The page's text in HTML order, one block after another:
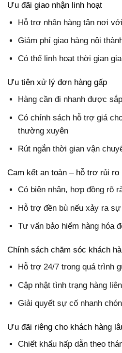
Ưu đãi giao nhận linh hoạt
Hỗ trợ nhận hàng tận nơi
Giảm phí giao hàng nội
Có thể linh hoạt thời gian
Ưu tiên xử lý đơn hàng gấp
Hàng cần đi nhanh được
Có chính sách hỗ trợ giá
thường xuyên
Rút ngắn thời gian vận
Cam kết an toàn – hỗ trợ rủi ro
Có biên nhận, hợp đồng rõ
Hỗ trợ đền bù nếu xảy ra
Tư vấn bảo hiểm hàng hóa
Chính sách chăm sóc khách
Hỗ trợ 24/7 trong quá trình
Cập nhật tình trạng hàng
Giải quyết sự cố nhanh
Ưu đãi riêng cho khách hàng
Chiết khấu hấp dẫn theo